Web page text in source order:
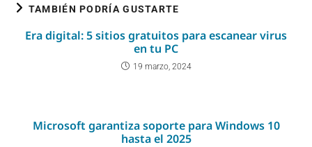
TAMBIÉN PODRÍA GUSTARTE
Era digital: 5 sitios gratuitos para escanear virus
en tu PC
19 marzo, 2024
Microsoft garantiza soporte para Windows 10
hasta el 2025